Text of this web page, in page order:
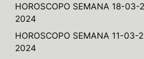
HOROSCOPO SEMANA 18-
2024
HOROSCOPO SEMANA 11-
2024